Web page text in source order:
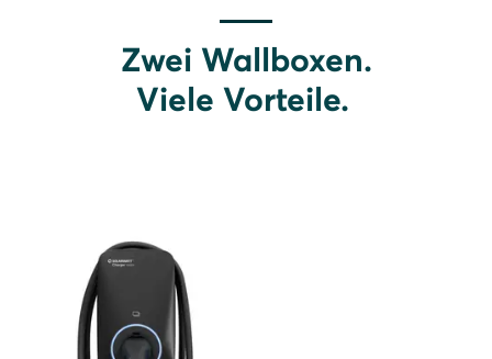
Zwei Wallboxen.
Viele Vorteile.